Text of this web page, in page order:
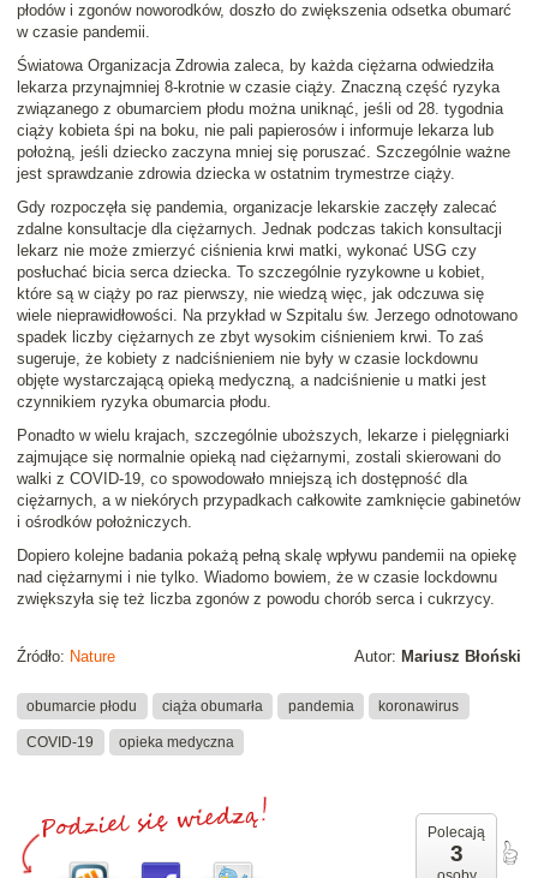
płodów i zgonów noworodków, doszło do zwiększenia odsetka obumarć
w czasie pandemii.
Światowa Organizacja Zdrowia zaleca, by każda ciężarna odwiedziła
lekarza przynajmniej 8-krotnie w czasie ciąży. Znaczną część ryzyka
związanego z obumarciem płodu można uniknąć, jeśli od 28. tygodnia
ciąży kobieta śpi na boku, nie pali papierosów i informuje lekarza lub
położną, jeśli dziecko zaczyna mniej się poruszać. Szczególnie ważne
jest sprawdzanie zdrowia dziecka w ostatnim trymestrze ciąży.
Gdy rozpoczęła się pandemia, organizacje lekarskie zaczęły zalecać
zdalne konsultacje dla ciężarnych. Jednak podczas takich konsultacji
lekarz nie może zmierzyć ciśnienia krwi matki, wykonać USG czy
posłuchać bicia serca dziecka. To szczególnie ryzykowne u kobiet,
które są w ciąży po raz pierwszy, nie wiedzą więc, jak odczuwa się
wiele nieprawidłowości. Na przykład w Szpitalu św. Jerzego odnotowano
spadek liczby ciężarnych ze zbyt wysokim ciśnieniem krwi. To zaś
sugeruje, że kobiety z nadciśnieniem nie były w czasie lockdownu
objęte wystarczającą opieką medyczną, a nadciśnienie u matki jest
czynnikiem ryzyka obumarcia płodu.
Ponadto w wielu krajach, szczególnie uboższych, lekarze i pielęgniarki
zajmujące się normalnie opieką nad ciężarnymi, zostali skierowani do
walki z COVID-19, co spowodowało mniejszą ich dostępność dla
ciężarnych, a w niekórych przypadkach całkowite zamknięcie gabinetów
i ośrodków położniczych.
Dopiero kolejne badania pokażą pełną skalę wpływu pandemii na opiekę
nad ciężarnymi i nie tylko. Wiadomo bowiem, że w czasie lockdownu
zwiększyła się też liczba zgonów z powodu chorób serca i cukrzycy.
Autor: Mariusz Błoński
Źródło: Nature
obumarcie płodu ciąża obumarła pandemia koronawirus
COVID-19 opieka medyczna
Polecają
3